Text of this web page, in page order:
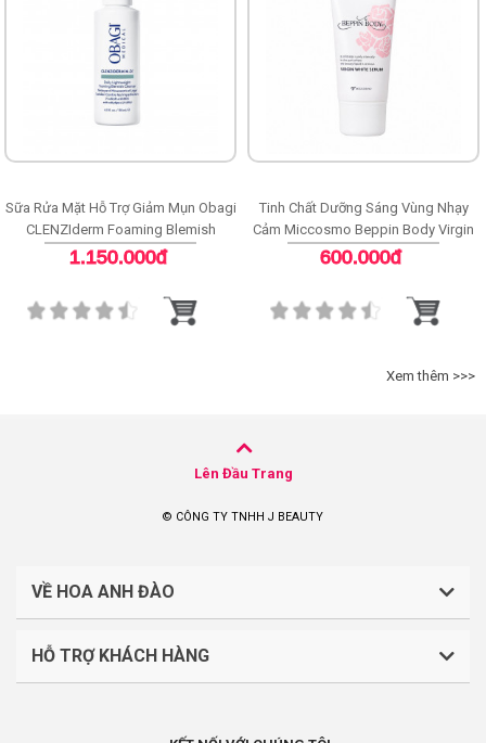
Sữa Rửa Mặt Hỗ Trợ Giảm Mụn Obagi
CLENZIderm Foaming Blemish
Cleanser
1.150.000đ
Tinh Chất Dưỡng Sáng Vùng Nhạy
Cảm Miccosmo Beppin Body Virgin
White Serum
600.000đ
Xem thêm >>>
Lên Đầu Trang
© CÔNG TY TNHH J BEAUTY
VỀ HOA ANH ĐÀO
CÔNG TY TNHH J BEAUTY
HỖ TRỢ KHÁCH HÀNG